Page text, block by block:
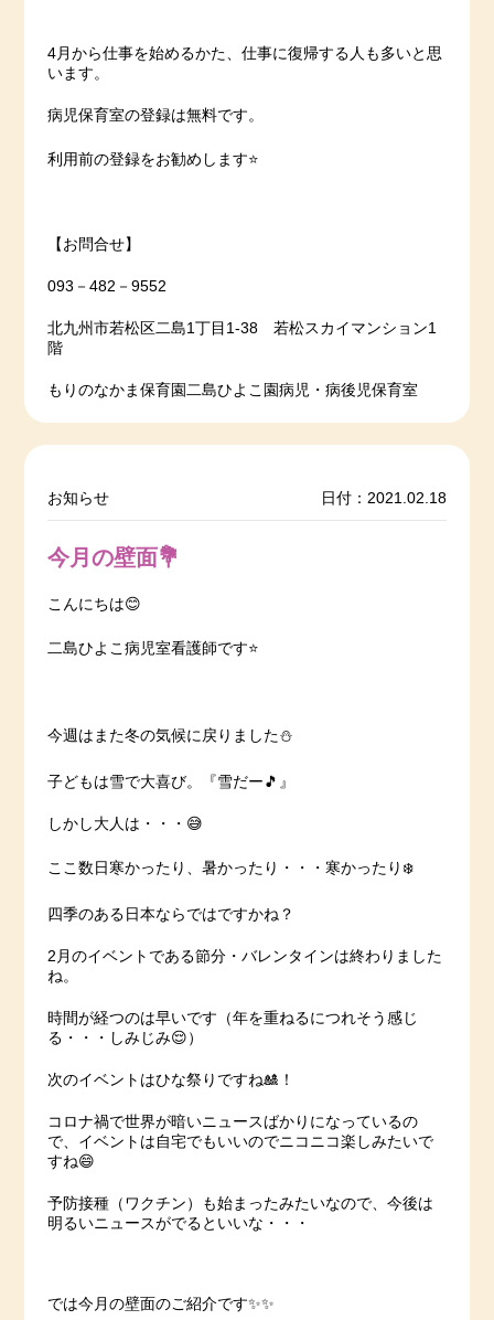
4月から仕事を始めるかた、仕事に復帰する人も多いと思
います。
病児保育室の登録は無料です。
利用前の登録をお勧めします⭐️
【お問合せ】
093－482－9552
北九州市若松区二島1丁目1‐38 若松スカイマンション1
階
もりのなかま保育園二島ひよこ園病児・病後児保育室
お知らせ 日付：2021.02.18
今月の壁面💐
こんにちは😊
二島ひよこ病児室看護師です⭐️
今週はまた冬の気候に戻りました⛄️
子どもは雪で大喜び。『雪だー🎵』
しかし大人は・・・😅
ここ数日寒かったり、暑かったり・・・寒かったり❄️
四季のある日本ならではですかね？
2月のイベントである節分・バレンタインは終わりました
ね。
時間が経つのは早いです（年を重ねるにつれそう感じ
る・・・しみじみ😌）
次のイベントはひな祭りですね🎎！
コロナ禍で世界が暗いニュースばかりになっているの
で、イベントは自宅でもいいのでニコニコ楽しみたいで
すね😄
予防接種（ワクチン）も始まったみたいなので、今後は
明るいニュースがでるといいな・・・
では今月の壁面のご紹介です✨✨